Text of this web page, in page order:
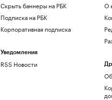
Скрыть баннеры на РБК
Подписка на РБК
Корпоративная подписка
Уведомления
RSS Новости
О